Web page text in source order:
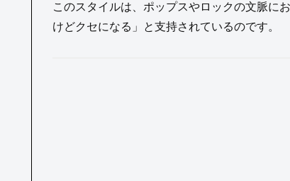
このスタイルは、ポップスやロックの文脈に
けどクセになる」と支持されているのです。